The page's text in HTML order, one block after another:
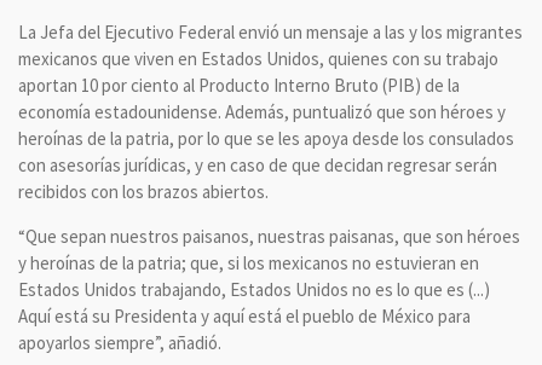
La Jefa del Ejecutivo Federal envió un mensaje a las y los migrantes
mexicanos que viven en Estados Unidos, quienes con su trabajo
aportan 10 por ciento al Producto Interno Bruto (PIB) de la
economía estadounidense. Además, puntualizó que son héroes y
heroínas de la patria, por lo que se les apoya desde los consulados
con asesorías jurídicas, y en caso de que decidan regresar serán
recibidos con los brazos abiertos.
“Que sepan nuestros paisanos, nuestras paisanas, que son héroes
y heroínas de la patria; que, si los mexicanos no estuvieran en
Estados Unidos trabajando, Estados Unidos no es lo que es (...)
Aquí está su Presidenta y aquí está el pueblo de México para
apoyarlos siempre”, añadió.